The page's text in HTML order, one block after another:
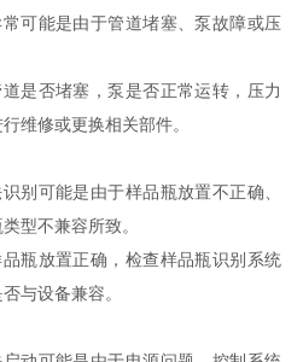
能是由于管道堵塞、泵故障或压
否堵塞，泵是否正常运转，压力
维修或更换相关部件。
可能是由于样品瓶放置不正确、
型不兼容所致。
放置正确，检查样品瓶识别系统
与设备兼容。